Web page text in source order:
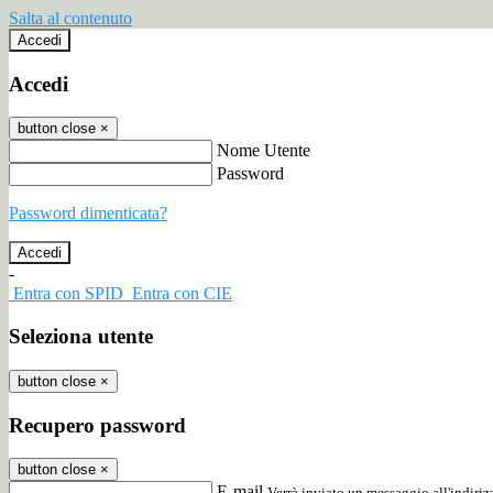
Salta al contenuto
Accedi
Accedi
button close ×
Nome Utente
Password
Password dimenticata?
-
Entra con SPID Entra con CIE
Seleziona utente
button close ×
Recupero password
button close ×